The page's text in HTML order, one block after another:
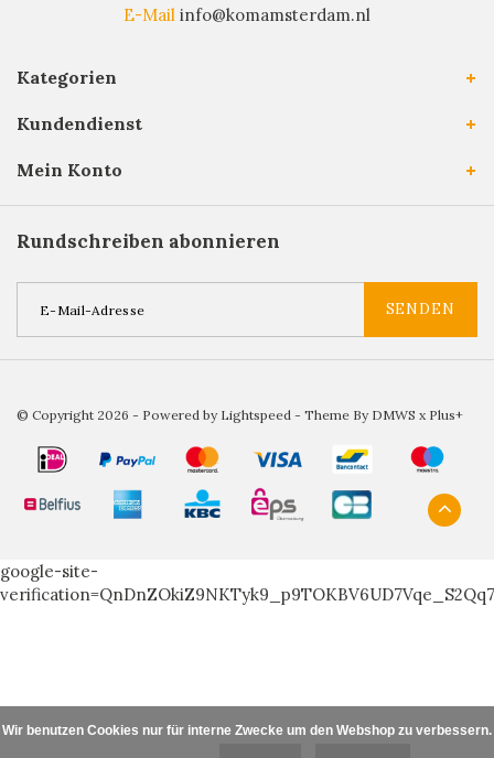
E-Mail info@komamsterdam.nl
Kategorien
Kundendienst
Mein Konto
Rundschreiben abonnieren
SENDEN
© Copyright 2026 - Powered by Lightspeed - Theme By DMWS x Plus+
google-site-
Wir benutzen Cookies nur für interne Zwecke um den Webshop zu